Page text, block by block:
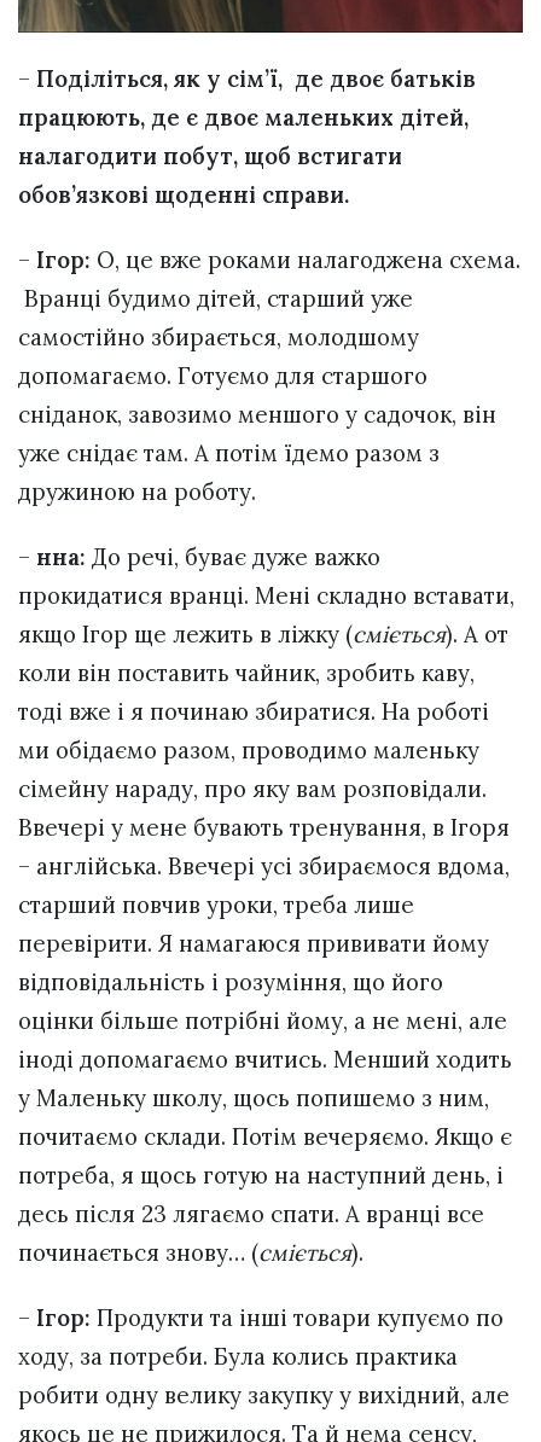
– Поділіться, як у сім’ї, де двоє батьків
працюють, де є двоє маленьких дітей,
налагодити побут, щоб встигати
обов’язкові щоденні справи.
– Ігор: О, це вже роками налагоджена схема.
Вранці будимо дітей, старший уже
самостійно збирається, молодшому
допомагаємо. Готуємо для старшого
сніданок, завозимо меншого у садочок, він
уже снідає там. А потім їдемо разом з
дружиною на роботу.
– нна: До речі, буває дуже важко
прокидатися вранці. Мені складно вставати,
якщо Ігор ще лежить в ліжку (сміється). А от
коли він поставить чайник, зробить каву,
тоді вже і я починаю збиратися. На роботі
ми обідаємо разом, проводимо маленьку
сімейну нараду, про яку вам розповідали.
Ввечері у мене бувають тренування, в Ігоря
– англійська. Ввечері усі збираємося вдома,
старший повчив уроки, треба лише
перевірити. Я намагаюся прививати йому
відповідальність і розуміння, що його
оцінки більше потрібні йому, а не мені, але
іноді допомагаємо вчитись. Менший ходить
у Маленьку школу, щось попишемо з ним,
почитаємо склади. Потім вечеряємо. Якщо є
потреба, я щось готую на наступний день, і
десь після 23 лягаємо спати. А вранці все
починається знову… (сміється).
– Ігор: Продукти та інші товари купуємо по
ходу, за потреби. Була колись практика
робити одну велику закупку у вихідний, але
якось це не прижилося. Та й нема сенсу,